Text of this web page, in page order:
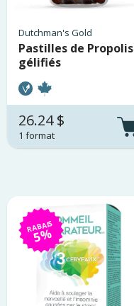
Dutchman's Gold
Pastilles de Propolis
gélifiés
26.24 $
1 format
RABAIS
5%